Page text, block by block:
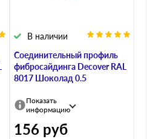
Соединительный профиль
фибросайдинга Decover RAL
8017 Шоколад 0.5
В наличии
Показать
информацию
156 руб